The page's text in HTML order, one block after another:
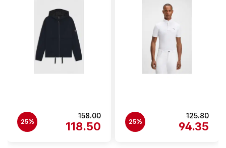
25%
158.00
118.50 25%
125.80
94.35